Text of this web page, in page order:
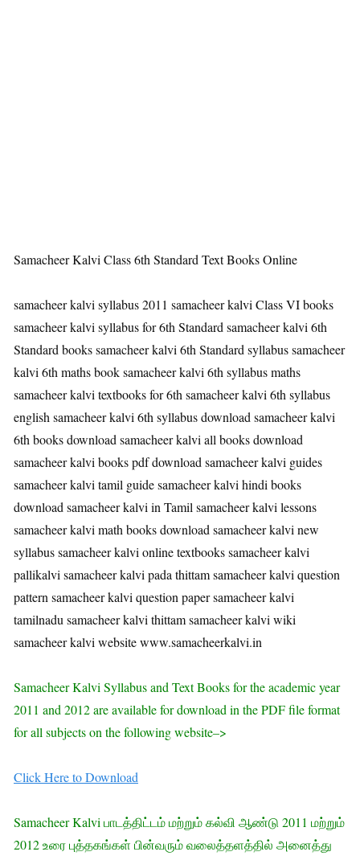
Samacheer Kalvi Class 6th Standard Text Books Online
samacheer kalvi syllabus 2011 samacheer kalvi Class VI books
samacheer kalvi syllabus for 6th Standard samacheer kalvi 6th
Standard books samacheer kalvi 6th Standard syllabus samacheer
kalvi 6th maths book samacheer kalvi 6th syllabus maths
samacheer kalvi textbooks for 6th samacheer kalvi 6th syllabus
english samacheer kalvi 6th syllabus download samacheer kalvi
6th books download samacheer kalvi all books download
samacheer kalvi books pdf download samacheer kalvi guides
samacheer kalvi tamil guide samacheer kalvi hindi books
download samacheer kalvi in Tamil samacheer kalvi lessons
samacheer kalvi math books download samacheer kalvi new
syllabus samacheer kalvi online textbooks samacheer kalvi
pallikalvi samacheer kalvi pada thittam samacheer kalvi question
pattern samacheer kalvi question paper samacheer kalvi
tamilnadu samacheer kalvi thittam samacheer kalvi wiki
samacheer kalvi website www.samacheerkalvi.in
Samacheer Kalvi Syllabus and Text Books for the academic year
2011 and 2012 are available for download in the PDF file format
for all subjects on the following website–>
Click Here to Download
Samacheer Kalvi பாடத்திட்டம் மற்றும் கல்வி ஆண்டு 2011 மற்றும்
2012 உரை புத்தகங்கள் பின்வரும் வலைத்தளத்தில் அனைத்து